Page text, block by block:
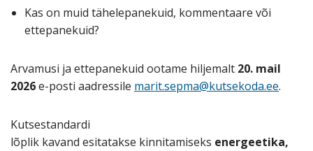
Kas on muid tähelepanekuid, kommentaare või
ettepanekuid?
Arvamusi ja ettepanekuid ootame hiljemalt 20. mail
2026e-posti aadressile marit.sepma@kutsekoda.ee.
Kutsestandardi
lõplik kavand esitatakse kinnitamiseks energeetika,